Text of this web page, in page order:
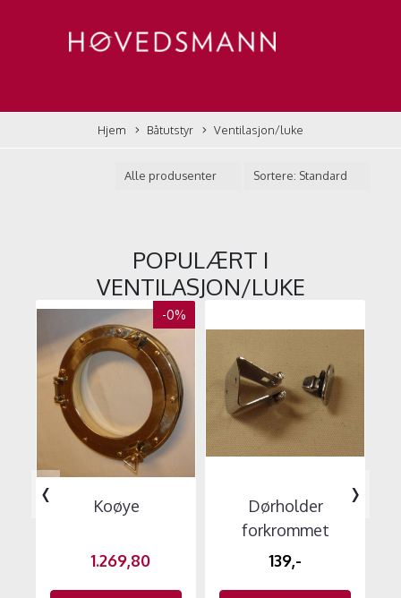
Hjem Båtutstyr Ventilasjon/luke
POPULÆRT I
VENTILASJON/LUKE
-0%
Koøye
1.269,80
Dørholder
forkrommet
139,-
‹ ›